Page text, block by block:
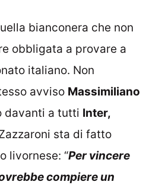
bianconera che non
obbligata a provare a
italiano. Non
avviso Massimiliano
davanti a tutti Inter,
sta di fatto
livornese: “Per vincere
compiere un